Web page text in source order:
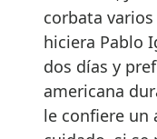
corbata
hiciera Pablo
dos días y
americana
le confiere un